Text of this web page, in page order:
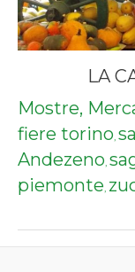
LA
Mostre,
fiere torino,
Andezeno,
piemonte,